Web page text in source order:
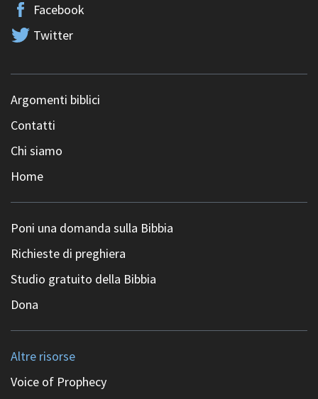
Facebook
Twitter
Argomenti biblici
Contatti
Chi siamo
Home
Poni una domanda sulla Bibbia
Richieste di preghiera
Studio gratuito della Bibbia
Dona
Altre risorse
Voice of Prophecy